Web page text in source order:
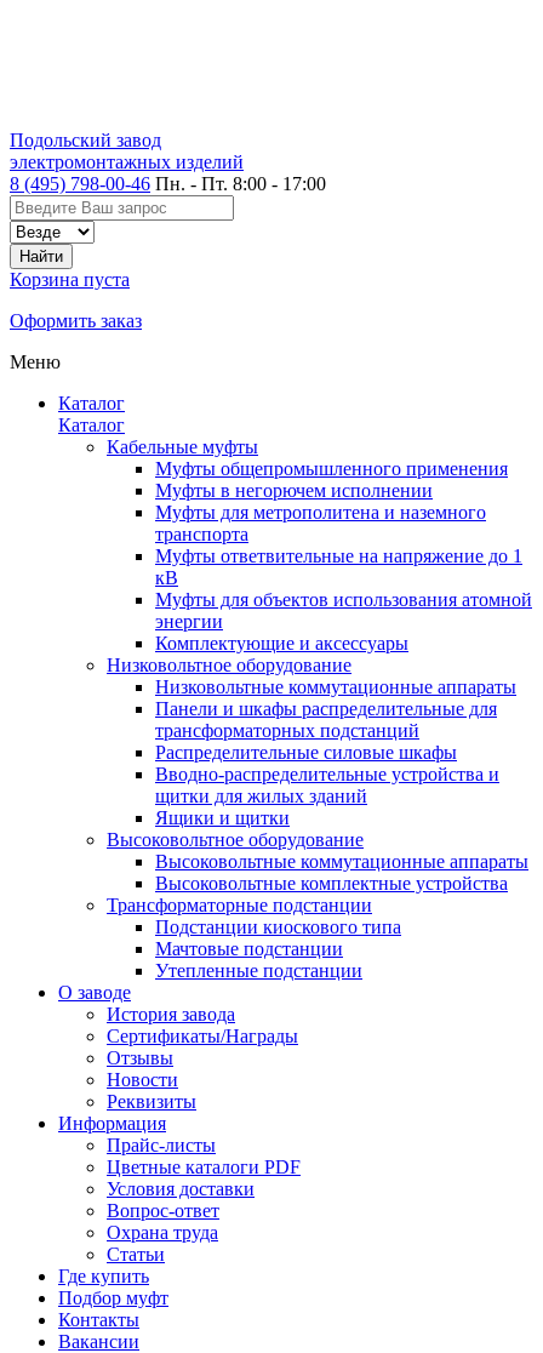
Подольский завод
электромонтажных изделий
8 (495) 798-00-46 Пн. - Пт. 8:00 - 17:00
Корзина пуста
Оформить заказ
Меню
Каталог
Каталог
Кабельные муфты
Муфты общепромышленного применения
Муфты в негорючем исполнении
Муфты для метрополитена и наземного
транспорта
Муфты ответвительные на напряжение до 1
кВ
Муфты для объектов использования атомной
энергии
Комплектующие и аксессуары
Низковольтное оборудование
Низковольтные коммутационные аппараты
Панели и шкафы распределительные для
трансформаторных подстанций
Распределительные силовые шкафы
Вводно-распределительные устройства и
щитки для жилых зданий
Ящики и щитки
Высоковольтное оборудование
Высоковольтные коммутационные аппараты
Высоковольтные комплектные устройства
Трансформаторные подстанции
Подстанции киоскового типа
Мачтовые подстанции
Утепленные подстанции
О заводе
История завода
Сертификаты/Награды
Отзывы
Новости
Реквизиты
Информация
Прайс-листы
Цветные каталоги PDF
Условия доставки
Вопрос-ответ
Охрана труда
Статьи
Где купить
Подбор муфт
Контакты
Вакансии